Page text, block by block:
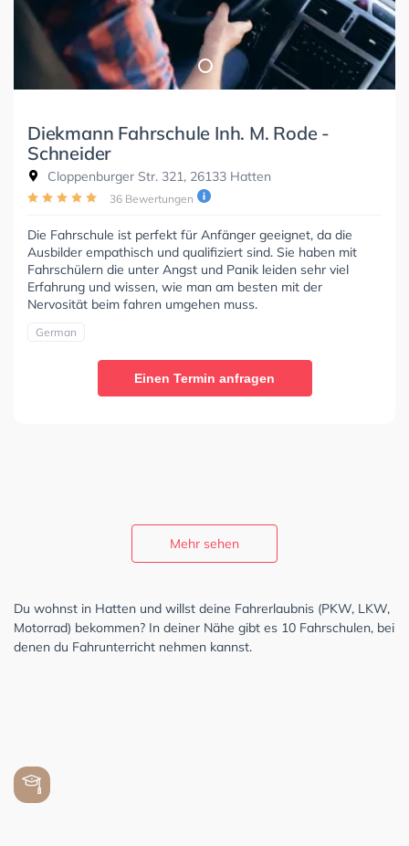
Diekmann Fahrschule Inh. M. Rode -
Schneider
Cloppenburger Str. 321, 26133 Hatten
36 Bewertungen
Die Fahrschule ist perfekt für Anfänger geeignet, da die
Ausbilder empathisch und qualifiziert sind. Sie haben mit
Fahrschülern die unter Angst und Panik leiden sehr viel
Erfahrung und wissen, wie man am besten mit der
Nervosität beim fahren umgehen muss.
German
Einen Termin anfragen
Mehr sehen
Du wohnst in Hatten und willst deine Fahrerlaubnis (PKW, LKW,
Motorrad) bekommen? In deiner Nähe gibt es 10 Fahrschulen, bei
denen du Fahrunterricht nehmen kannst.